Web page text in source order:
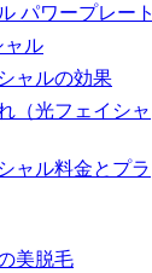
パワープレート
ャル
ャルの効果
（光フェイシャ
ャル料金とプラ
美脱毛